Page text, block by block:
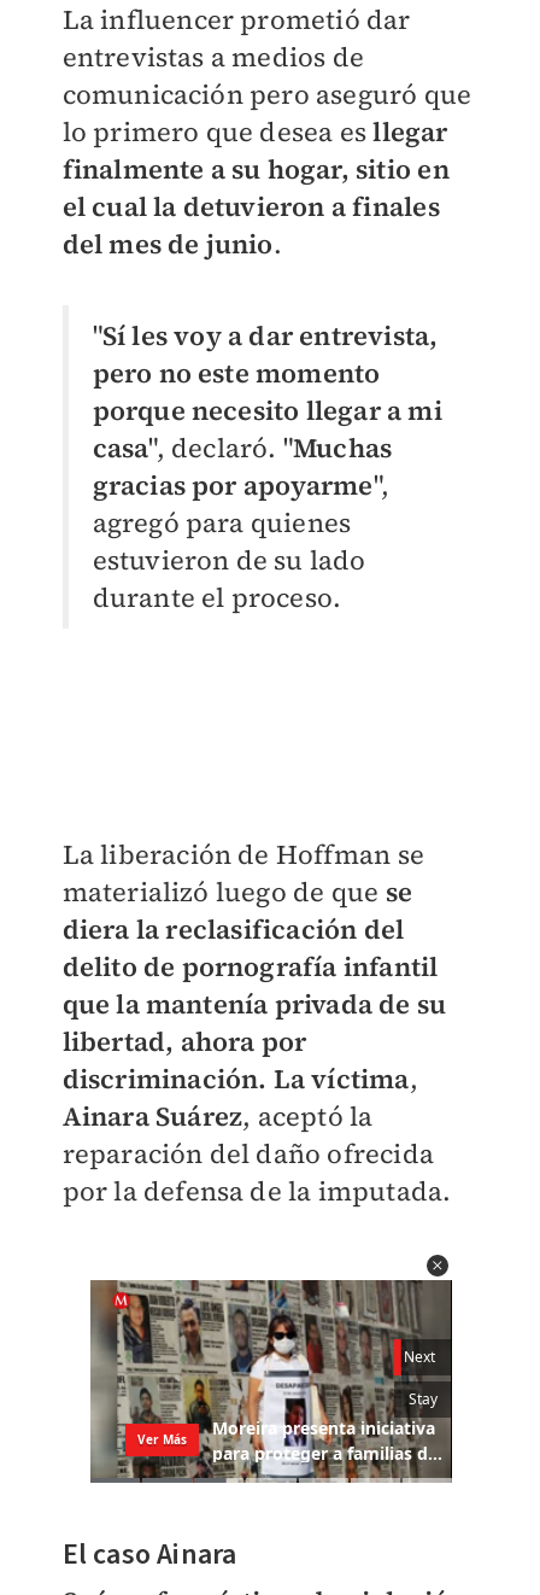
La influencer prometió dar
entrevistas a medios de
comunicación pero aseguró que
lo primero que desea esllegar
finalmente a su hogar, sitio en
el cual la detuvieron a finales
del mes de junio.
"Sí les voy a dar entrevista,
pero no este momento
porque necesito llegar a mi
casa", declaró. "Muchas
gracias por apoyarme",
agregó para quienes
estuvieron de su lado
durante el proceso.
​La liberación de Hoffman se
materializó luego de que se
diera lareclasificación del
delito de pornografía infantil
que la mantenía privada de su
libertad, ahora por
discriminación. La víctima,
Ainara Suárez, aceptó la
reparación del daño ofrecida
por la defensa de la imputada.
El caso Ainara